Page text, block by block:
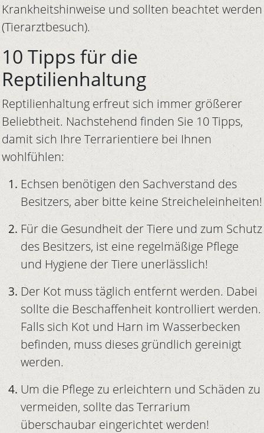
Krankheitshinweise und sollten beachtet werden
(Tierarztbesuch).
10 Tipps für die
Reptilienhaltung
Reptilienhaltung erfreut sich immer größerer
Beliebtheit. Nachstehend finden Sie 10 Tipps,
damit sich Ihre Terrarientiere bei Ihnen
wohlfühlen:
Echsen benötigen den Sachverstand des
Besitzers, aber bitte keine Streicheleinheiten!
Für die Gesundheit der Tiere und zum Schutz
des Besitzers, ist eine regelmäßige Pflege
und Hygiene der Tiere unerlässlich!
Der Kot muss täglich entfernt werden. Dabei
sollte die Beschaffenheit kontrolliert werden.
Falls sich Kot und Harn im Wasserbecken
befinden, muss dieses gründlich gereinigt
werden.
Um die Pflege zu erleichtern und Schäden zu
vermeiden, sollte das Terrarium
überschaubar eingerichtet werden!